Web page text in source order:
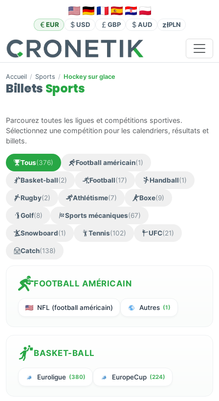
EUR USD GBP AUD złPLN
Accueil / Sports / Hockey sur glace
Billets Sports
Parcourez toutes les ligues et compétitions sportives.
Sélectionnez une compétition pour les calendriers, résultats et
billets.
Tous(376) Football américain(1)
Basket-ball(2) Football(17) Handball(1)
Rugby(2) Athlétisme(7) Boxe(9)
Golf(8) Sports mécaniques(67)
Snowboard(1) Tennis(102) UFC(21)
Catch(138)
FOOTBALL AMÉRICAIN
NFL (football américain) Autres (1)
BASKET-BALL
Euroligue (380) EuropeCup (224)